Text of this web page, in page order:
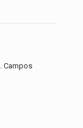
Campos